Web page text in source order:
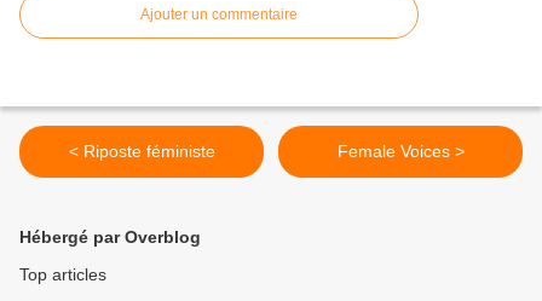
Ajouter un commentaire
< Riposte féministe Female Voices >
Hébergé par Overblog
Top articles